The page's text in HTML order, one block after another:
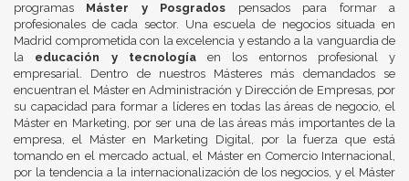
programas Máster y Posgrados pensados para formar a
profesionales de cada sector. Una escuela de negocios situada en
Madrid comprometida con la excelencia y estando a la vanguardia de
la educación y tecnologíaen los entornos profesional y
empresarial. Dentro de nuestros Másteres más demandados se
encuentran el Máster en Administración y Dirección de Empresas, por
su capacidad para formar a líderes en todas las áreas de negocio, el
Máster en Marketing, por ser una de las áreas más importantes de la
empresa, el Máster en Marketing Digital, por la fuerza que está
tomando en el mercado actual, el Máster en Comercio Internacional,
por la tendencia a la internacionalización de los negocios, y el Máster